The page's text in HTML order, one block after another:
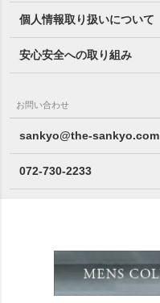
個人情報取り扱いについて
安心安全への取り組み
お問い合わせ
sankyo@the-sankyo.com
072-730-2233